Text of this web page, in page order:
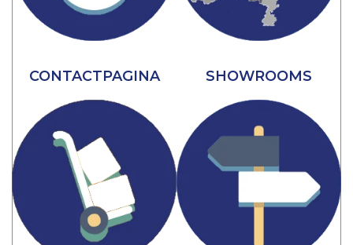
CONTACTPAGINA SHOWROOMS